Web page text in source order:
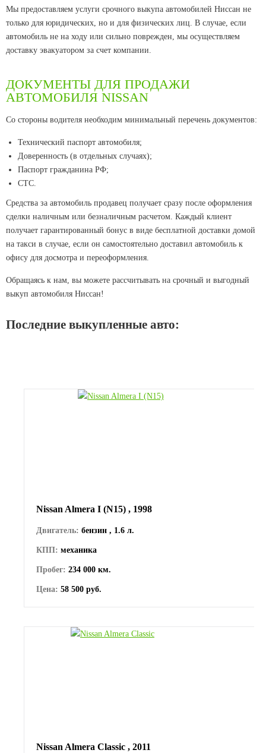
Мы предоставляем услуги срочного выкупа автомобилей Ниссан не
только для юридических, но и для физических лиц. В случае, если
автомобиль не на ходу или сильно поврежден, мы осуществляем
доставку эвакуатором за счет компании.
ДОКУМЕНТЫ ДЛЯ ПРОДАЖИ
АВТОМОБИЛЯ NISSAN
Со стороны водителя необходим минимальный перечень документов:
Технический паспорт автомобиля;
Доверенность (в отдельных случаях);
Паспорт гражданина РФ;
СТС.
Средства за автомобиль продавец получает сразу после оформления
сделки наличным или безналичным расчетом. Каждый клиент
получает гарантированный бонус в виде бесплатной доставки домой
на такси в случае, если он самостоятельно доставил автомобиль к
офису для досмотра и переоформления.
Обращаясь к нам, вы можете рассчитывать на срочный и выгодный
выкуп автомобиля Ниссан!
Последние выкупленные авто:
Nissan Almera I (N15) , 1998
Двигатель: бензин , 1.6 л.
КПП: механика
Пробег: 234 000 км.
Цена: 58 500 руб.
Nissan Almera Classic , 2011